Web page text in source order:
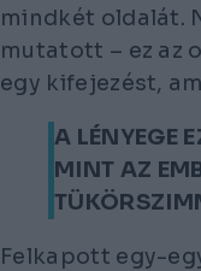
mindkét oldalát.
mutatott – ez az
egy kifejezést,
A LÉNYEGE
MINT AZ
Felkapott egy-